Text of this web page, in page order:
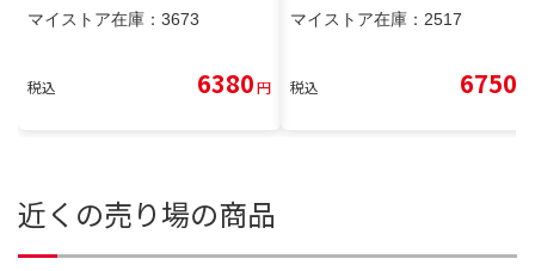
マイストア在庫： 3673
税込 6380円
マイストア在庫： 2517
税込 6750
近くの売り場の商品